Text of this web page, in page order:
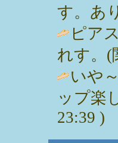
す。あ
ピア
れす。(
いや
ップ楽
23:39 )